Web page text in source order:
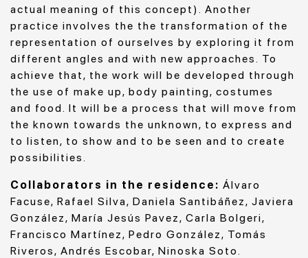
actual meaning of this concept). Another
practice involves the the transformation of the
representation of ourselves by exploring it from
different angles and with new approaches. To
achieve that, the work will be developed through
the use of make up, body painting, costumes
and food. It will be a process that will move from
the known towards the unknown, to express and
to listen, to show and to be seen and to create
possibilities.
Collaborators in the residence: Álvaro
Facuse, Rafael Silva, Daniela Santibáñez, Javiera
González, María Jesús Pavez, Carla Bolgeri,
Francisco Martínez, Pedro González, Tomás
Riveros, Andrés Escobar, Ninoska Soto.